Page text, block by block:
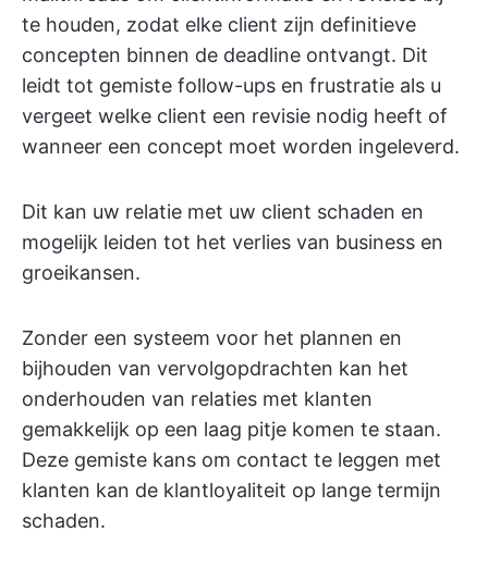
te houden, zodat elke client zijn definitieve
concepten binnen de deadline ontvangt. Dit
leidt tot gemiste follow-ups en frustratie als u
vergeet welke client een revisie nodig heeft of
wanneer een concept moet worden ingeleverd.
Dit kan uw relatie met uw client schaden en
mogelijk leiden tot het verlies van business en
groeikansen.
Zonder een systeem voor het plannen en
bijhouden van vervolgopdrachten kan het
onderhouden van relaties met klanten
gemakkelijk op een laag pitje komen te staan.
Deze gemiste kans om contact te leggen met
klanten kan de klantloyaliteit op lange termijn
schaden.